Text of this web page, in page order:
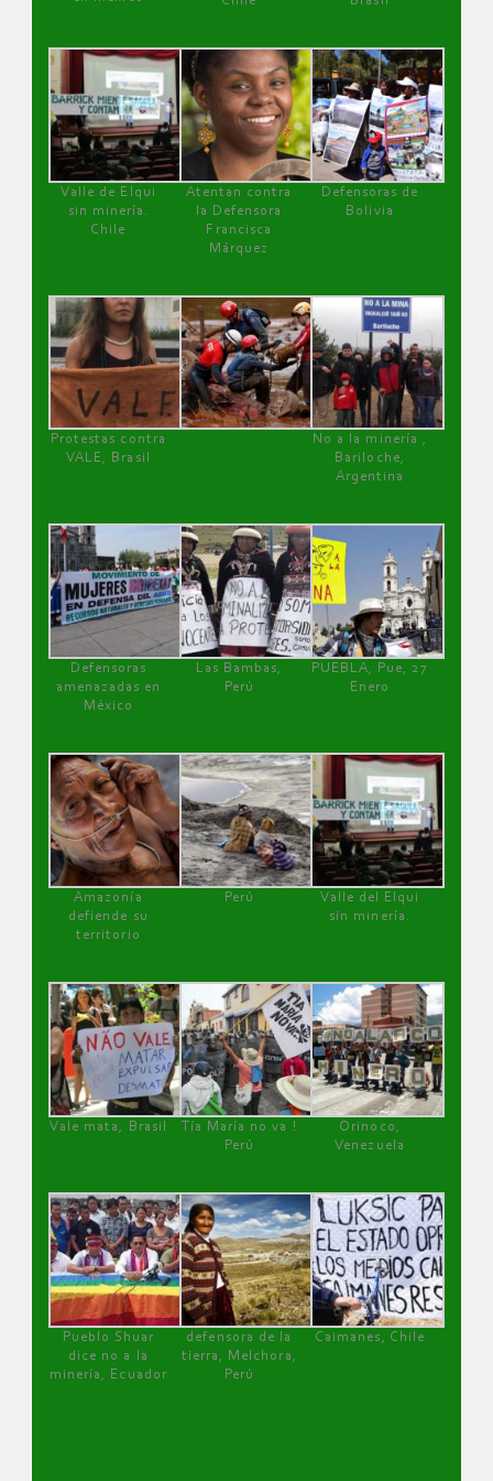
Valle de Elqui
sin minería.
Chile
Atentan contra
la Defensora
Francisca
Márquez
Defensoras de
Bolivia
Protestas contra
VALE, Brasil
No a la minería ,
Bariloche,
Argentina
Defensoras
amenazadas en
México
Las Bambas,
Perú
PUEBLA, Pue, 27
Enero
Amazonía
defiende su
territorio
Perú
Valle del Elqui
sin minería.
Vale mata, Brasil
Tía María no va !
Perú
Orinoco,
Venezuela
Pueblo Shuar
dice no a la
minería, Ecuador
defensora de la
tierra, Melchora,
Perú
Caimanes, Chile